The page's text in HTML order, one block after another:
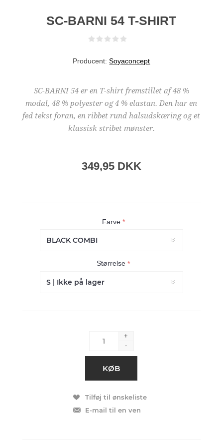
SC-BARNI 54 T-SHIRT
Producent: Soyaconcept
SC-BARNI 54 er en T-shirt fremstillet af 48 %
modal, 48 % polyester og 4 % elastan. Den har en
fed tekst foran, en ribbet rund halsudskæring og et
klassisk stribet mønster.
349,95 DKK
Farve *
Størrelse*
+
-